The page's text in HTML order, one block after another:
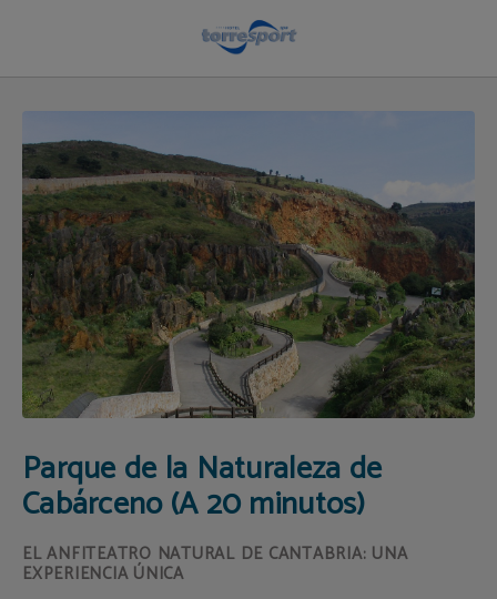
Parque de la Naturaleza de
Cabárceno (A 20 minutos)
EL ANFITEATRO NATURAL DE CANTABRIA: UNA
EXPERIENCIA ÚNICA